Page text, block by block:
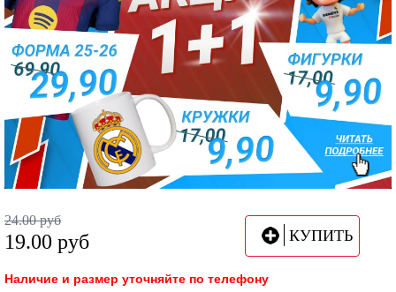
24.00 руб
19.00 руб КУПИТЬ
Наличие и размер уточняйте по телефону